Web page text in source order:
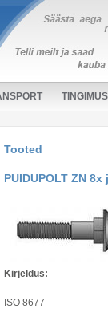
Tooted
PUIDUPOLT ZN 8x
Kirjeldus:
ISO 8677